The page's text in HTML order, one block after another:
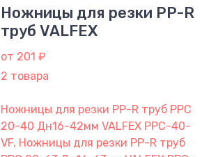
Ножницы для резки PP-R
труб VALFEX
от 201 ₽
2 товара
Ножницы для резки PP-R труб PPC
20-40 Дн16-42мм VALFEX PPC-40-
VF, Ножницы для резки PP-R труб